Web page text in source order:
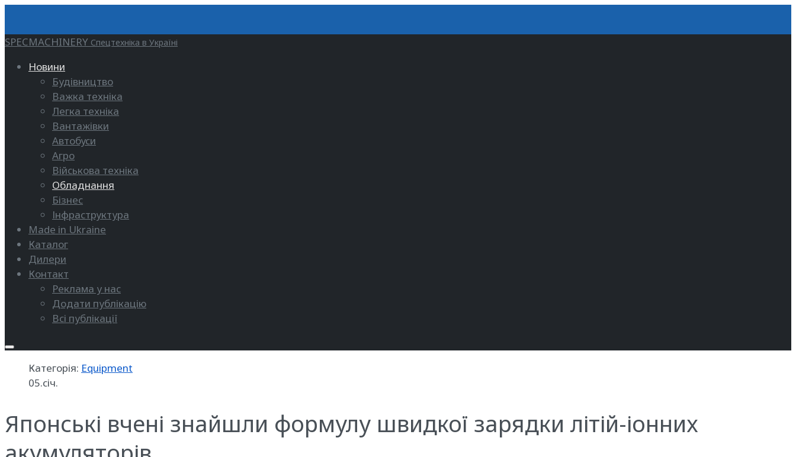
SPECMACHINERY Спецтехніка в Україні
Новини
Будівництво
Важка техніка
Легка техніка
Вантажівки
Автобуси
Агро
Військова техніка
Обладнання
Бізнес
Інфраструктура
Made in Ukraine
Каталог
Дилери
Контакт
Реклама у нас
Додати публікацію
Всі публікації
Категорія: Equipment
05.січ.
Японські вчені знайшли формулу швидкої зарядки літій-іонних